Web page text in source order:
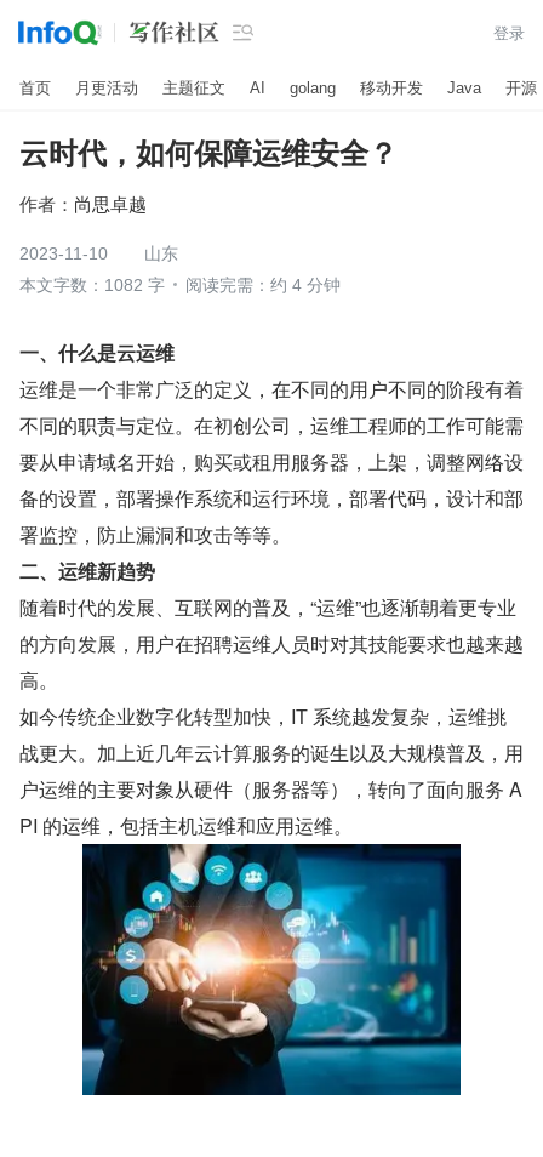
 登录
首页 月更活动 主题征文 AI golang 移动开发 Java 开源
云时代，如何保障运维安全？
作者： 尚思卓越
2023-11-10
山东
本文字数：1082 字
阅读完需：约 4 分钟
一、什么是云运维
运维是一个非常广泛的定义，在不同的用户不同的阶段有着
不同的职责与定位。在初创公司，运维工程师的工作可能需
要从申请域名开始，购买或租用服务器，上架，调整网络设
备的设置，部署操作系统和运行环境，部署代码，设计和部
署监控，防止漏洞和攻击等等。
二、运维新趋势
随着时代的发展、互联网的普及，“运维”也逐渐朝着更专业
的方向发展，用户在招聘运维人员时对其技能要求也越来越
高。
如今传统企业数字化转型加快，IT 系统越发复杂，运维挑
战更大。加上近几年云计算服务的诞生以及大规模普及，用
户运维的主要对象从硬件（服务器等），转向了面向服务 A
PI 的运维，包括主机运维和应用运维。